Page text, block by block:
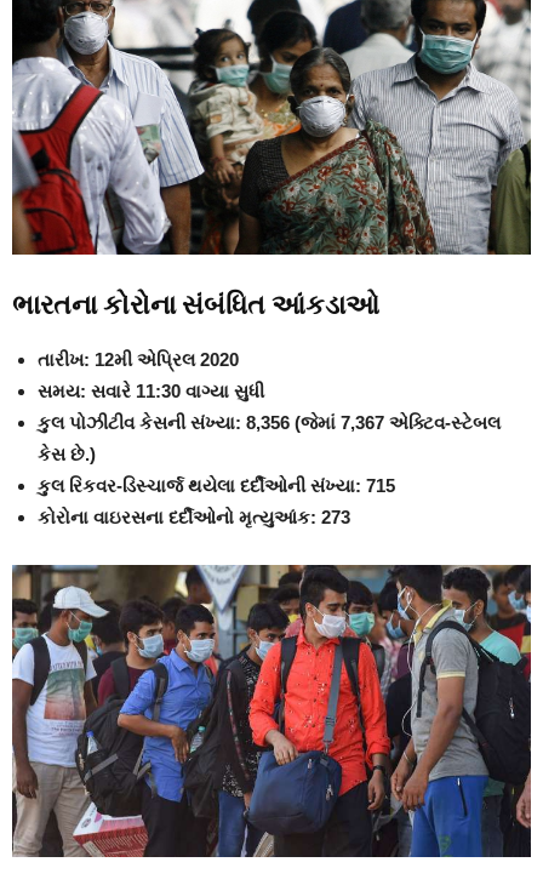
ભારતના કોરોના સંબંધિત આંકડાઓ
તારીખ: 12મી એપ્રિલ 2020
સમય: સવારે 11:30 વાગ્યા સુધી
કુલ પોઝીટીવ કેસની સંખ્યા: 8,356 (જેમાં 7,367 એક્ટિવ-સ્ટેબલ
કેસ છે.)
કુલ રિકવર-ડિસ્ચાર્જ થયેલા દર્દીઓની સંખ્યા: 715
કોરોના વાઇરસના દર્દીઓનો મૃત્યુઆંક: 273